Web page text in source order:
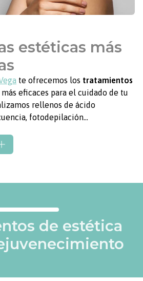
estéticas más
te ofrecemos los tratamientos
más eficaces para el cuidado de tu
rellenos de ácido
fotodepilación...
médico altamente cualificado
y otros campos de esta área, le
de estética